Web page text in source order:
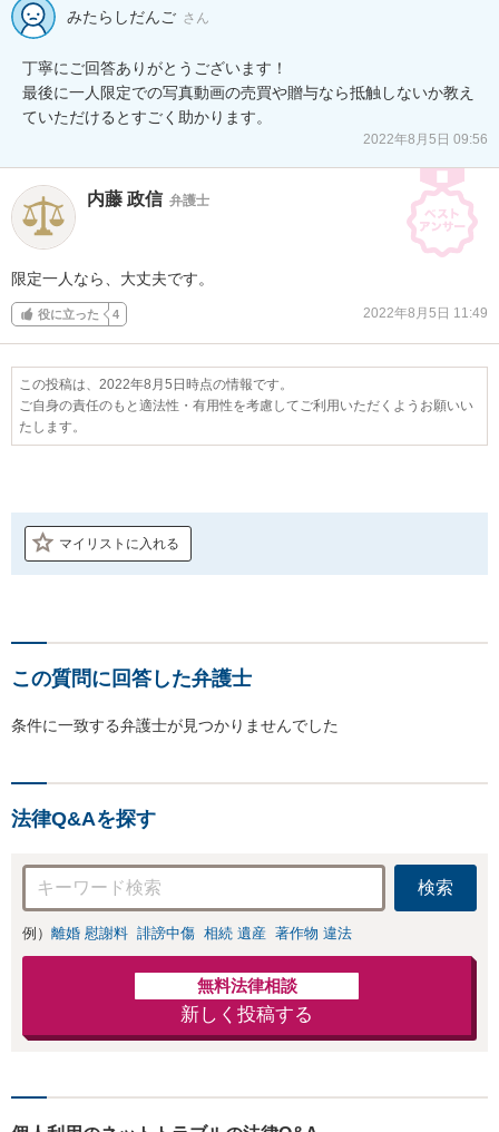
みたらしだんご さん
丁寧にご回答ありがとうございます！
最後に一人限定での写真動画の売買や贈与なら抵触しないか教え
ていただけるとすごく助かります。
2022年8月5日 09:56
内藤 政信 弁護士
限定一人なら、大丈夫です。
役に立った 4 2022年8月5日 11:49
この投稿は、2022年8月5日時点の情報です。
ご自身の責任のもと適法性・有用性を考慮してご利用いただくようお願いい
たします。
マイリストに入れる
この質問に回答した弁護士
条件に一致する弁護士が見つかりませんでした
法律Q&Aを探す
検索
例） 離婚 慰謝料 誹謗中傷 相続 遺産 著作物 違法
無料法律相談
新しく投稿する